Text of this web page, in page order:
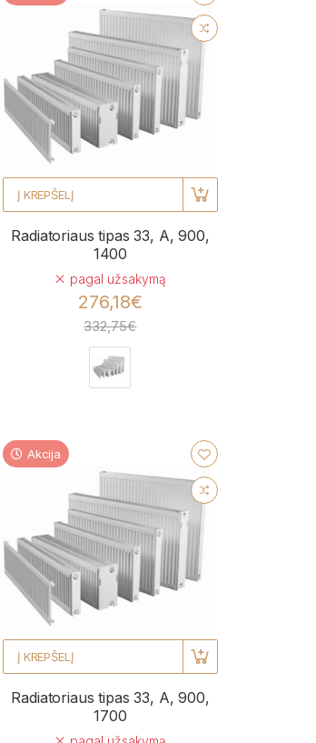
Į KREPŠELĮ
Radiatoriaus tipas 33, A, 900,
1400
pagal užsakymą
276,18€
332,75€
Akcija
Į KREPŠELĮ
Radiatoriaus tipas 33, A, 900,
1700